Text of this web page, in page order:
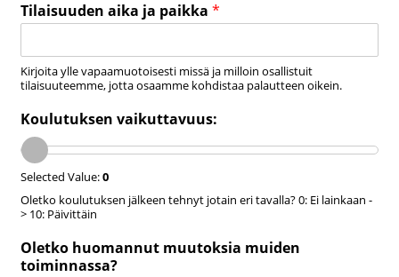
Tilaisuuden aika ja paikka*
Kirjoita ylle vapaamuotoisesti missä ja milloin osallistuit
tilaisuuteemme, jotta osaamme kohdistaa palautteen oikein.
Koulutuksen vaikuttavuus:
Selected Value:0
Oletko koulutuksen jälkeen tehnyt jotain eri tavalla? 0: Ei lainkaan -
> 10: Päivittäin
Oletko huomannut muutoksia muiden
toiminnassa?